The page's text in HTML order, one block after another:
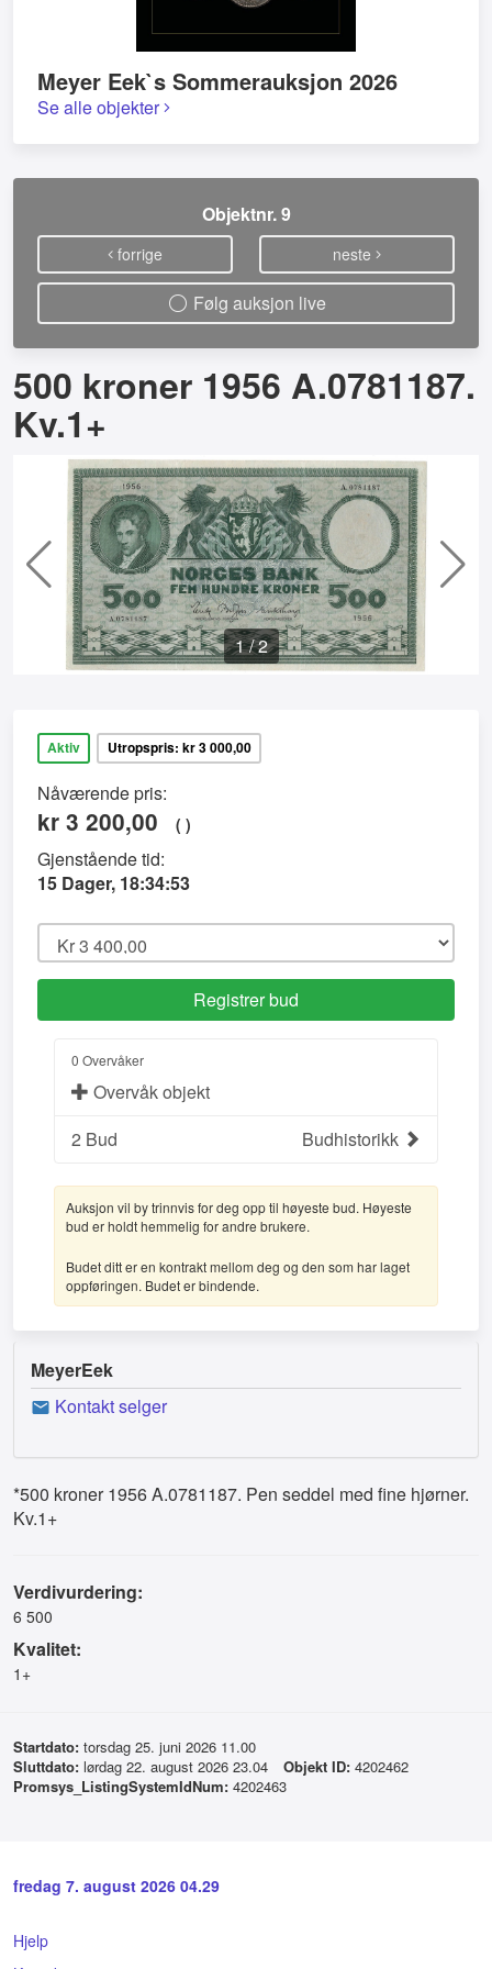
Meyer Eek`s Sommerauksjon 2026
Se alle objekter
Objektnr. 9
forrige neste
Følg auksjon live
500 kroner 1956 A.0781187.
Kv.1+
1/2
Aktiv Utropspris: kr 3 000,00
Nåværende pris:
kr 3 200,00 ( )
Gjenstående tid:
15 Dager, 18:34:53
0 Overvåker
Overvåk objekt
Budhistorikk
2 Bud
Auksjon vil by trinnvis for deg opp til høyeste bud. Høyeste
bud er holdt hemmelig for andre brukere.
Budet ditt er en kontrakt mellom deg og den som har laget
oppføringen. Budet er bindende.
MeyerEek
Kontakt selger
*500 kroner 1956 A.0781187. Pen seddel med fine hjørner.
Kv.1+
Verdivurdering:
6 500
Kvalitet:
1+
Startdato: torsdag 25. juni 2026 11.00
Sluttdato: lørdag 22. august 2026 23.04 Objekt ID: 4202462
Promsys_ListingSystemIdNum: 4202463
fredag 7. august 2026 04.29
Hjelp